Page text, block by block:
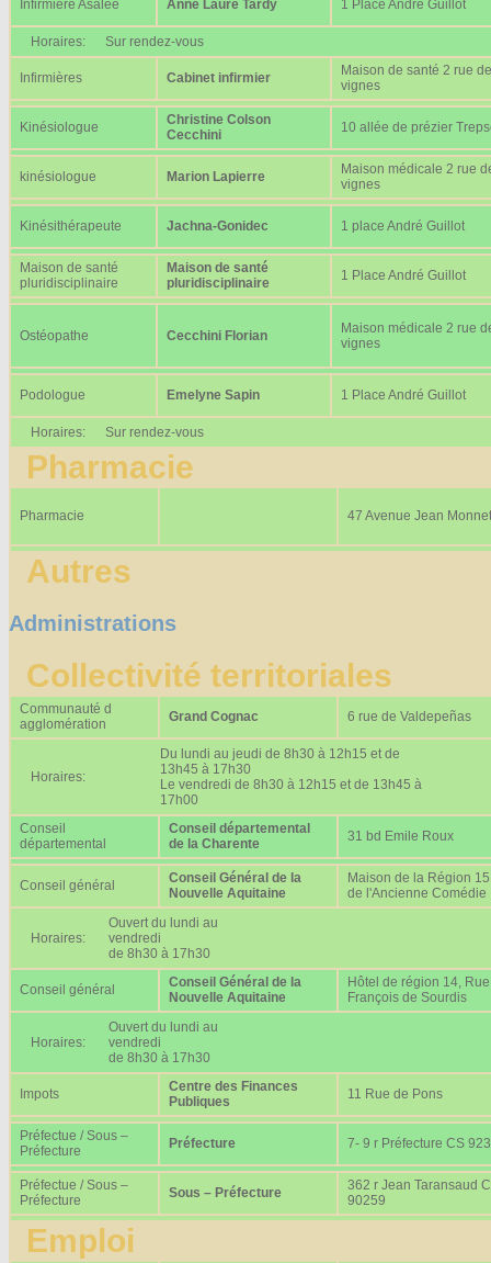
Infirmière Asalée Anne Laure Tardy 1 Place André Guillot
Horaires: Sur rendez-vous
Infirmières Cabinet infirmier
Maison de santé 2 rue
vignes
Kinésiologue
Christine Colson
Cecchini
10 allée de prézier
kinésiologue Marion Lapierre
Maison médicale 2 rue
vignes
Kinésithérapeute Jachna-Gonidec 1 place André Guillot
Maison de santé
pluridisciplinaire
Maison de santé
pluridisciplinaire
1 Place André Guillot
Ostéopathe Cecchini Florian
Maison médicale 2 rue
vignes
Podologue Emelyne Sapin 1 Place André Guillot
Horaires: Sur rendez-vous
Pharmacie
Pharmacie 47 Avenue Jean Monnet
Autres
Administrations
Collectivité territoriales
Communauté d
agglomération
Grand Cognac 6 rue de Valdepeñas
Horaires:
Du lundi au jeudi de 8h30 à 12h15 et de
13h45 à 17h30
Le vendredi de 8h30 à 12h15 et de 13h45 à
17h00
Conseil
départemental
Conseil départemental
de la Charente
31 bd Emile Roux
Conseil général
Conseil Général de la
Nouvelle Aquitaine
Maison de la Région
de l'Ancienne Comédie
Horaires:
Ouvert du lundi au
vendredi
de 8h30 à 17h30
Conseil général
Conseil Général de la
Nouvelle Aquitaine
Hôtel de région 14, Rue
François de Sourdis
Horaires:
Ouvert du lundi au
vendredi
de 8h30 à 17h30
Impots
Centre des Finances
Publiques
11 Rue de Pons
Préfectue / Sous –
Préfecture
Préfecture 7- 9 r Préfecture CS
Préfectue / Sous –
Préfecture
Sous – Préfecture
362 r Jean Taransaud
90259
Emploi